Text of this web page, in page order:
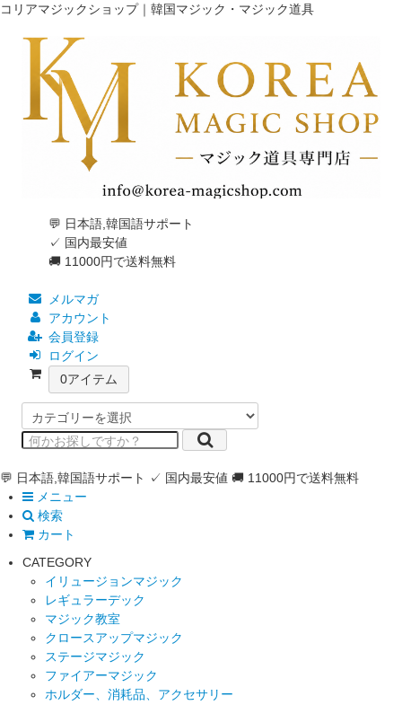
コリアマジックショップ｜韓国マジック・マジック道具
💬 日本語,韓国語サポート
✓ 国内最安値
🚚 11000円で送料無料
メルマガ
アカウント
会員登録
ログイン
0アイテム
💬 日本語,韓国語サポート ✓ 国内最安値 🚚 11000円で送料無料
メニュー
検索
カート
CATEGORY
イリュージョンマジック
レギュラーデック
マジック教室
クロースアップマジック
ステージマジック
ファイアーマジック
ホルダー、消耗品、アクセサリー